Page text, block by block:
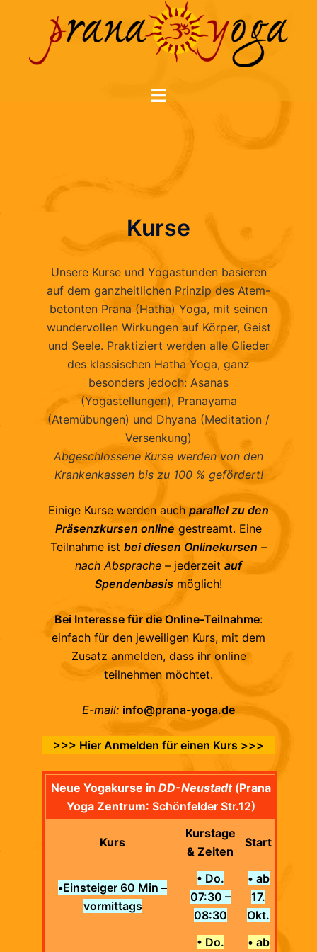
Menü
Kurse
Unsere Kurse und Yogastunden basieren
auf dem ganzheitlichen Prinzip des Atem-
betonten Prana (Hatha) Yoga, mit seinen
wundervollen Wirkungen auf Körper, Geist
und Seele. Praktiziert werden alle Glieder
des klassischen Hatha Yoga, ganz
besonders jedoch: Asanas
(Yogastellungen), Pranayama
(Atemübungen) und Dhyana (Meditation /
Versenkung)
Abgeschlossene Kurse werden von den
Krankenkassen bis zu 100 % gefördert!
Einige Kurse werden auch parallel zu den
Präsenzkursen online gestreamt. Eine
Teilnahme ist bei diesen Onlinekursen –
nach Absprache – jederzeit auf
Spendenbasis möglich!
Bei Interesse für die Online-Teilnahme:
einfach für den jeweiligen Kurs, mit dem
Zusatz anmelden, dass ihr online
teilnehmen möchtet.
E-mail: info@prana-yoga.de
>>> Hier Anmelden für einen Kurs >>>
Neue Yogakurse in DD-Neustadt (Prana
Yoga Zentrum: Schönfelder Str.12)
Kurs
Kurstage
& Zeiten
Start
•Einsteiger 60 Min –
vormittags
• Do.
07:30 –
08:30
• ab
17.
Okt.
• Do.
• ab